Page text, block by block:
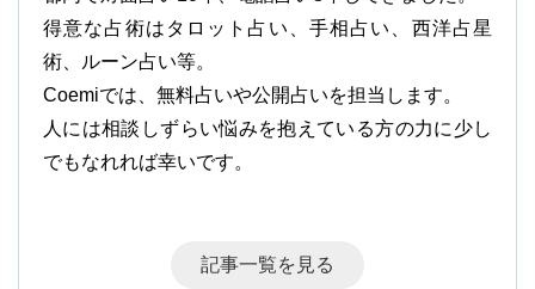
得意な占術はタロット占い、手相占い、西洋占星
術、ルーン占い等。
Coemiでは、無料占いや公開占いを担当します。
人には相談しずらい悩みを抱えている方の力に少し
でもなれれば幸いです。
記事一覧を見る